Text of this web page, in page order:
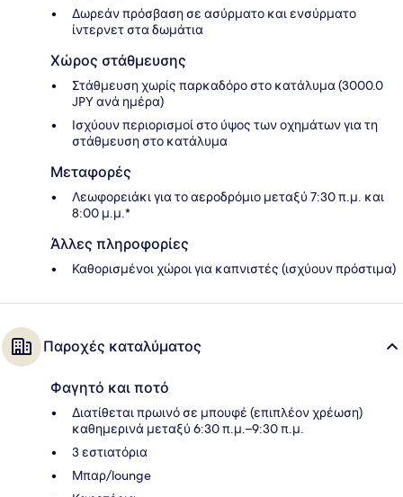
Δωρεάν πρόσβαση σε ασύρματο και ενσύρματο
ίντερνετ στα δωμάτια
Χώρος στάθμευσης
Στάθμευση χωρίς παρκαδόρο στο κατάλυμα (3000.0
JPY ανά ημέρα)
Ισχύουν περιορισμοί στο ύψος των οχημάτων για τη
στάθμευση στο κατάλυμα
Μεταφορές
Λεωφορειάκι για το αεροδρόμιο μεταξύ 7:30 π.μ. και
8:00 μ.μ.*
Άλλες πληροφορίες
Καθορισμένοι χώροι για καπνιστές (ισχύουν πρόστιμα)
Παροχές καταλύματος
Φαγητό και ποτό
Διατίθεται πρωινό σε μπουφέ (επιπλέον χρέωση)
καθημερινά μεταξύ 6:30 π.μ.–9:30 π.μ.
3 εστιατόρια
Μπαρ/lounge